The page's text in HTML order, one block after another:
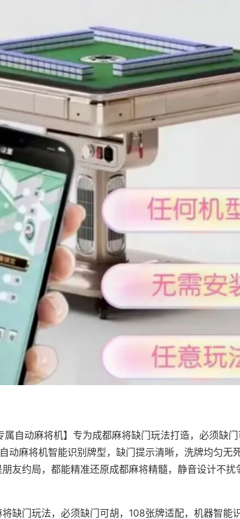
属自动麻将机】专为成都麻将缺门玩法打造，必须缺
动麻将机智能识别牌型，缺门提示清晰，洗牌均匀无
友约局，都能精准还原成都麻将精髓，静音设计不扰
缺门玩法，必须缺门可胡，108张牌适配，机器智能